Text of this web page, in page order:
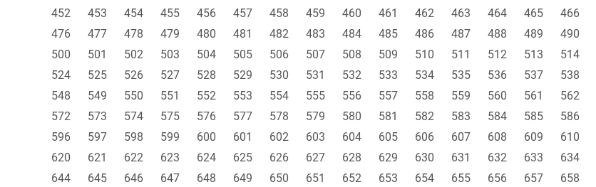
452
453 454 455 456 457 458 459 460 461 462 463 464 465 466
476
477 478 479 480 481 482 483 484 485 486 487 488 489 490
500
501 502 503 504 505 506 507 508 509 510 511 512 513 514
524
525 526 527 528 529 530 531 532 533 534 535 536 537 538
548
549 550 551 552 553 554 555 556 557 558 559 560 561 562
572
573 574 575 576 577 578 579 580 581 582 583 584 585 586
596
597 598 599 600 601 602 603 604 605 606 607 608 609 610
620
621 622 623 624 625 626 627 628 629 630 631 632 633 634
644
645 646 647 648 649 650 651 652 653 654 655 656 657 658